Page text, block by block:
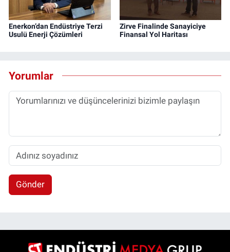
Enerkon’dan Endüstriye Terzi
Usulü Enerji Çözümleri
Zirve Finalinde Sanayiciye
Finansal Yol Haritası
Yorumlar
Gönder